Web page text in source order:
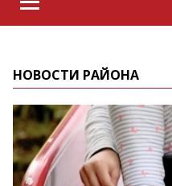
НОВОСТИ РАЙОНА